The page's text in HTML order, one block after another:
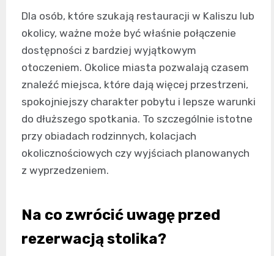
Dla osób, które szukają restauracji w Kaliszu lub
okolicy, ważne może być właśnie połączenie
dostępności z bardziej wyjątkowym
otoczeniem. Okolice miasta pozwalają czasem
znaleźć miejsca, które dają więcej przestrzeni,
spokojniejszy charakter pobytu i lepsze warunki
do dłuższego spotkania. To szczególnie istotne
przy obiadach rodzinnych, kolacjach
okolicznościowych czy wyjściach planowanych
z wyprzedzeniem.
Na co zwrócić uwagę przed
rezerwacją stolika?